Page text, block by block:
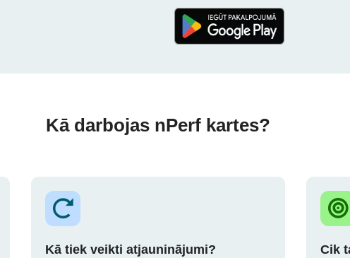
Kā darbojas nPerf kartes?
Kā tiek veikti atjauninājumi? Cik